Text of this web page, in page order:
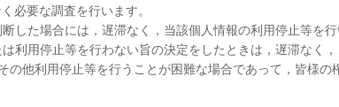
必要な調査を行います。
した場合には，遅滞なく，当該個人情報の利用停止等を行
利用停止等を行わない旨の決定をしたときは，遅滞なく，
他利用停止等を行うことが困難な場合であって，皆様